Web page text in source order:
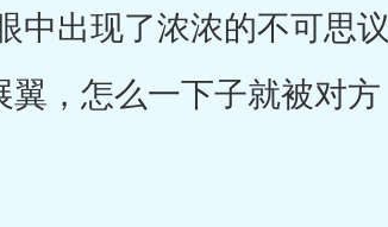
出现了浓浓的不可思议
，怎么一下子就被对方